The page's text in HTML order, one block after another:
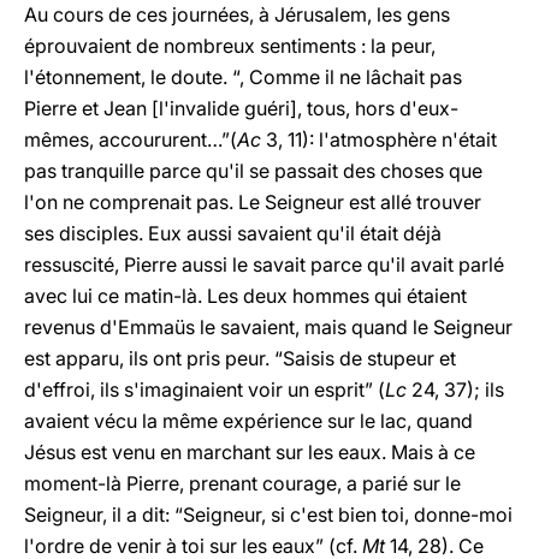
Au cours de ces journées, à Jérusalem, les gens
éprouvaient de nombreux sentiments : la peur,
l'étonnement, le doute. “, Comme il ne lâchait pas
Pierre et Jean [l'invalide guéri], tous, hors d'eux-
mêmes, accoururent…”(Ac 3, 11): l'atmosphère n'était
pas tranquille parce qu'il se passait des choses que
l'on ne comprenait pas. Le Seigneur est allé trouver
ses disciples. Eux aussi savaient qu'il était déjà
ressuscité, Pierre aussi le savait parce qu'il avait parlé
avec lui ce matin-là. Les deux hommes qui étaient
revenus d'Emmaüs le savaient, mais quand le Seigneur
est apparu, ils ont pris peur. “Saisis de stupeur et
d'effroi, ils s'imaginaient voir un esprit” (Lc 24, 37); ils
avaient vécu la même expérience sur le lac, quand
Jésus est venu en marchant sur les eaux. Mais à ce
moment-là Pierre, prenant courage, a parié sur le
Seigneur, il a dit: “Seigneur, si c'est bien toi, donne-moi
l'ordre de venir à toi sur les eaux” (cf. Mt14, 28). Ce